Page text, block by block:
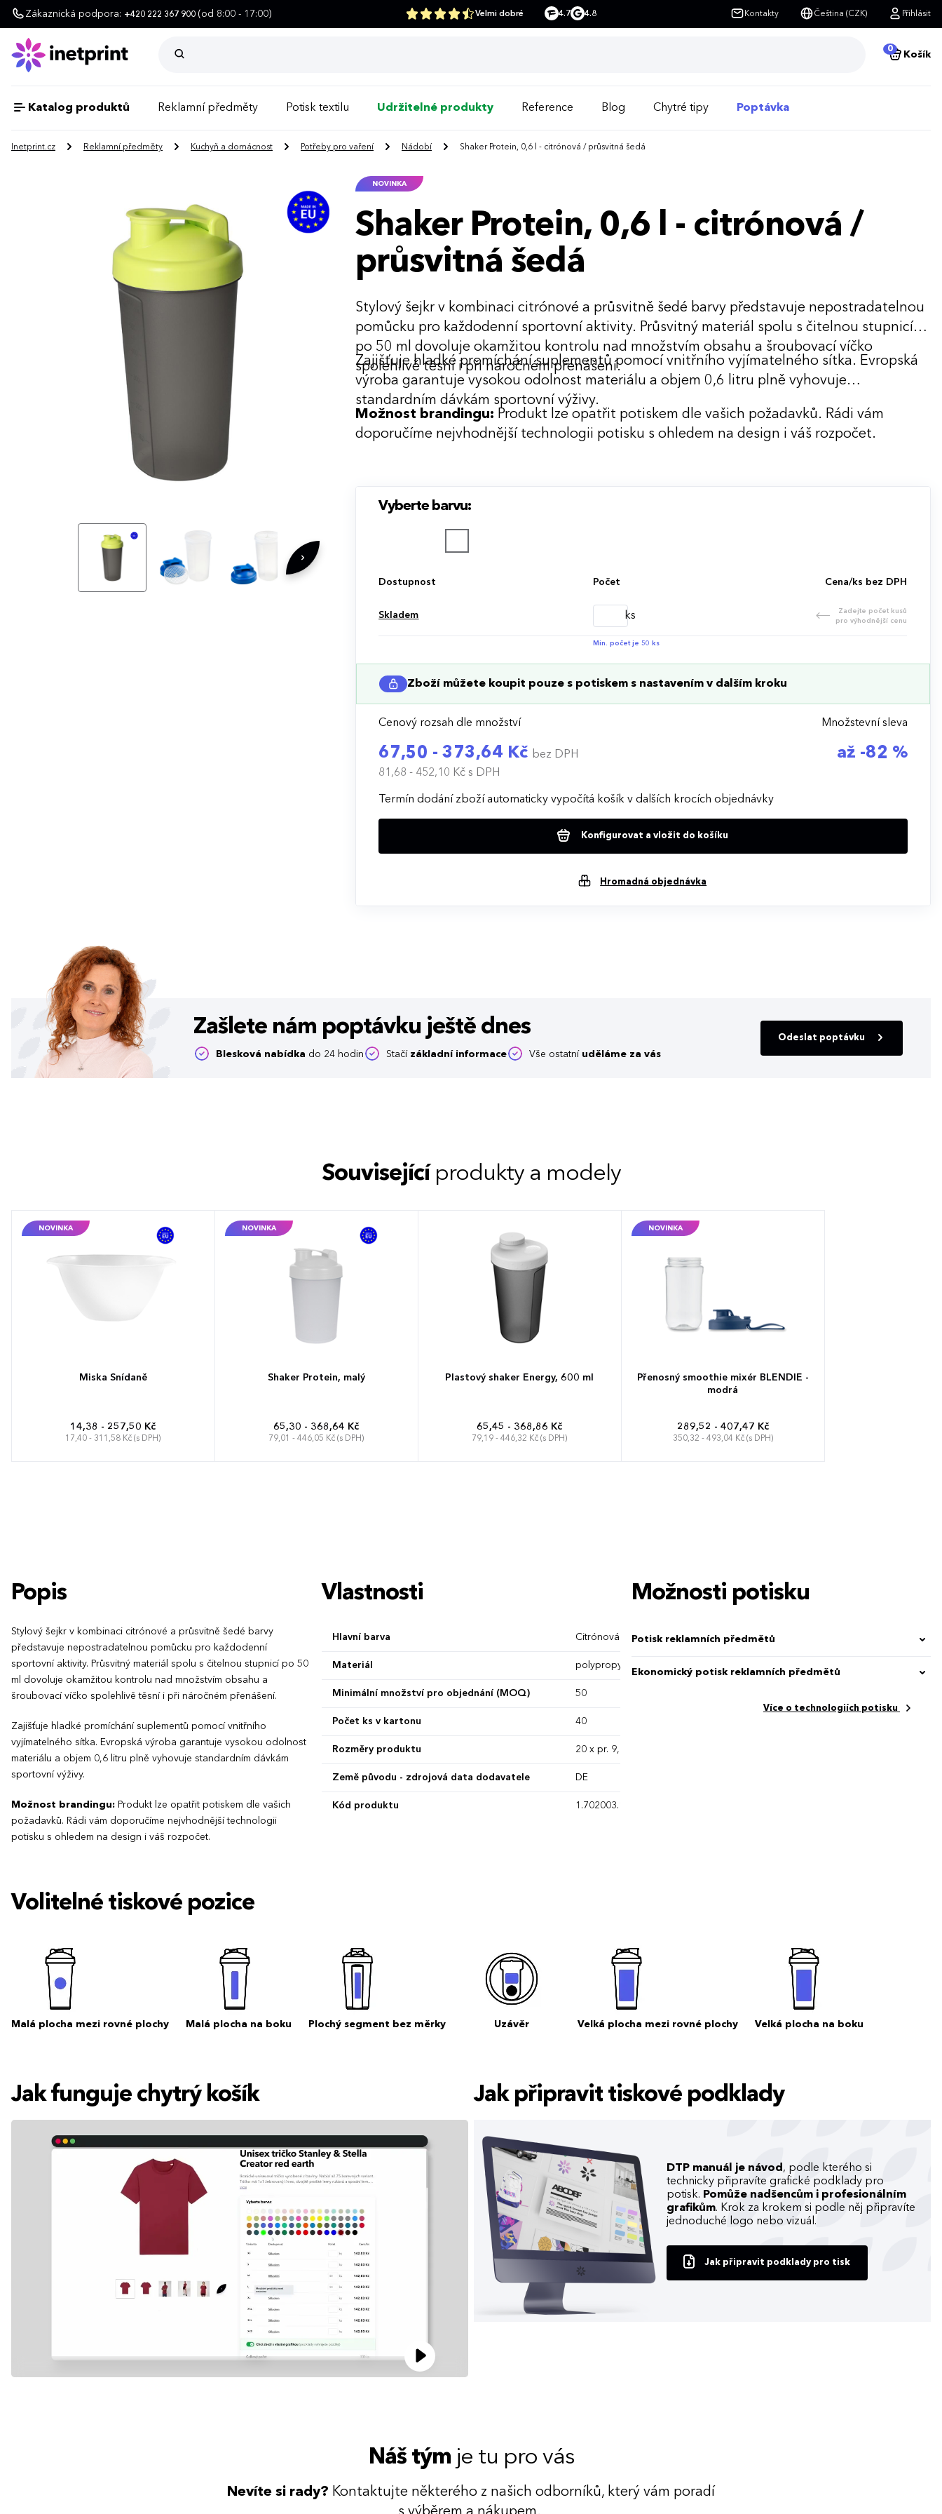
Zákaznická podpora: +420 222 367 900 (od 8:00 - 17:00) Velmi dobré 4.7 4.8 Kontakty Čeština (CZK) Přihlásit
0
Košík
Katalog produktů Reklamní předměty Potisk textilu Udržitelné produkty Reference Blog Chytré tipy Poptávka
Inetprint.cz Reklamní předměty Kuchyň a domácnost Potřeby pro vaření Nádobí Shaker Protein, 0,6 l - citrónová / průsvitná šedá
NOVINKA
Shaker Protein, 0,6 l - citrónová /
průsvitná šedá
Stylový šejkr v kombinaci citrónové a průsvitně šedé barvy představuje nepostradatelnou
pomůcku pro každodenní sportovní aktivity. Průsvitný materiál spolu s čitelnou stupnicí
po 50 ml dovoluje okamžitou kontrolu nad množstvím obsahu a šroubovací víčko
spolehlivě těsní i při náročném přenášení.
Zajišťuje hladké promíchání suplementů pomocí vnitřního vyjímatelného sítka. Evropská
výroba garantuje vysokou odolnost materiálu a objem 0,6 litru plně vyhovuje
standardním dávkám sportovní výživy.
Možnost brandingu: Produkt lze opatřit potiskem dle vašich požadavků. Rádi vám
doporučíme nejvhodnější technologii potisku s ohledem na design i váš rozpočet.
Vyberte barvu:
Dostupnost Počet Cena/ks bez DPH
Skladem ks
Zadejte počet kusů
pro výhodnější cenu
Min. počet je 50 ks
Zboží můžete koupit pouze s potiskem s nastavením v dalším kroku
Cenový rozsah dle množství
67,50 - 373,64 Kč bez DPH
81,68 - 452,10 Kčs DPH
Množstevní sleva
až -82 %
Termín dodání zboží automaticky vypočítá košík v dalších krocích objednávky
Konfigurovat a vložit do košíku
Hromadná objednávka
Zašlete nám poptávku ještě dnes
Blesková nabídka do 24 hodin Stačí základní informace Vše ostatní uděláme za vás
Odeslat poptávku
Související produkty a modely
NOVINKA
Miska Snídaně
14,38 - 257,50 Kč
17,40 - 311,58 Kč (s DPH)
NOVINKA
Shaker Protein, malý
65,30 - 368,64 Kč
79,01 - 446,05 Kč (s DPH)
Plastový shaker Energy, 600 ml
65,45 - 368,86 Kč
79,19 - 446,32 Kč (s DPH)
NOVINKA
Přenosný smoothie mixér BLENDIE -
modrá
289,52 - 407,47 Kč
350,32 - 493,04 Kč (s DPH)
Popis
Stylový šejkr v kombinaci citrónové a průsvitně šedé barvy
představuje nepostradatelnou pomůcku pro každodenní
sportovní aktivity. Průsvitný materiál spolu s čitelnou stupnicí po 50
ml dovoluje okamžitou kontrolu nad množstvím obsahu a
šroubovací víčko spolehlivě těsní i při náročném přenášení.
Zajišťuje hladké promíchání suplementů pomocí vnitřního
vyjímatelného sítka. Evropská výroba garantuje vysokou odolnost
materiálu a objem 0,6 litru plně vyhovuje standardním dávkám
sportovní výživy.
Možnost brandingu: Produkt lze opatřit potiskem dle vašich
požadavků. Rádi vám doporučíme nejvhodnější technologii
potisku s ohledem na design i váš rozpočet.
Vlastnosti
Hlavní barva Citrónová
Materiál polypropylen 100 %
Minimální množství pro objednání (MOQ) 50
Počet ks v kartonu 40
Rozměry produktu 20 x pr. 9,6 cm
Země původu - zdrojová data dodavatele DE
Kód produktu 1.702003.13016_13050.00
Možnosti potisku
Potisk reklamních předmětů
Ekonomický potisk reklamních předmětů
Více o technologiích potisku
Volitelné tiskové pozice
Malá plocha mezi rovné plochy Malá plocha na boku Plochý segment bez měrky Uzávěr Velká plocha mezi rovné plochy Velká plocha na boku
Jak funguje chytrý košík Jak připravit tiskové podklady
DTP manuál je návod , podle kterého si
technicky připravíte grafické podklady pro
potisk. Pomůže nadšencům i profesionálním
grafikům. Krok za krokem si podle něj připravíte
jednoduché logo nebo vizuál.
Jak připravit podklady pro tisk
Náš tým je tu pro vás
Nevíte si rady? Kontaktujte některého z našich odborníků, který vám poradí